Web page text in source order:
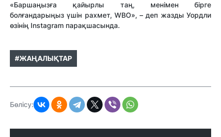
«Баршаңызға қайырлы таң, менімен бірге
болғандарыңыз үшін рахмет, WBO», – деп жазды Уордли
өзінің Instagram парақшасында.
#ЖАҢАЛЫҚТАР
Бөлісу: